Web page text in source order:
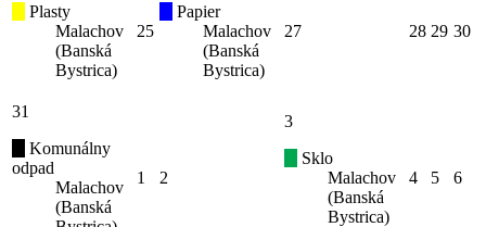
Plasty
Malachov
(Banská
Bystrica)
25
Papier
Malachov
(Banská
Bystrica)
27 28 29 30
31
Komunálny
odpad
Malachov
(Banská
1 2
3
Sklo
Malachov
(Banská
Bystrica)
4 5 6